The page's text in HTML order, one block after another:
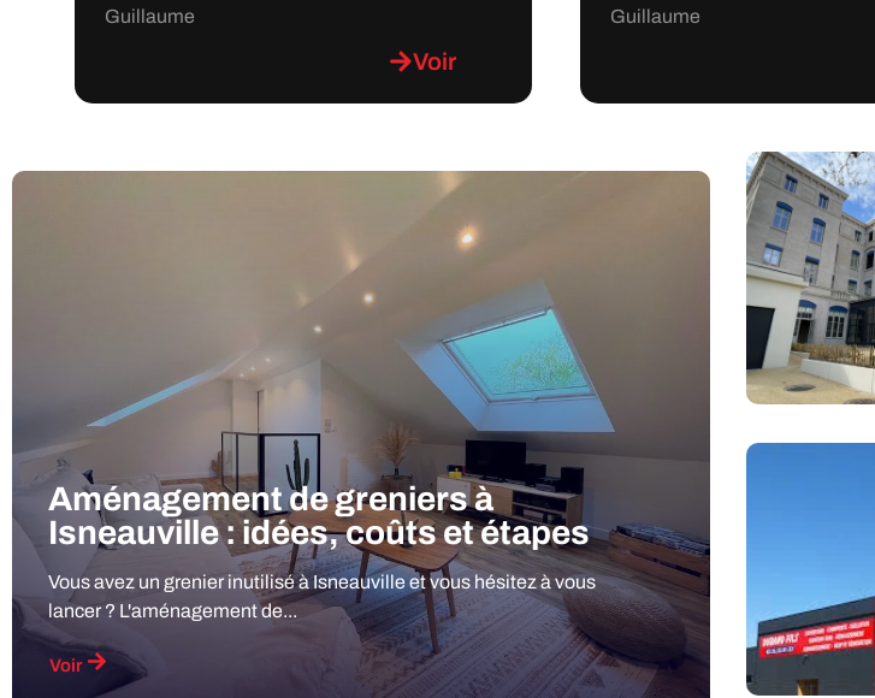
Guillaume
Voir
Guillaume
Aménagement de greniers à
Isneauville : idées, coûts et étapes
Vous avez un grenier inutilisé à Isneauville et vous hésitez à vous
lancer ? L'aménagement de...
Voir